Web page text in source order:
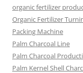
organic fertilizer
Organic Fertilizer
Packing Machine
Palm Charcoal Line
Palm Charcoal
Palm Kernel Shell